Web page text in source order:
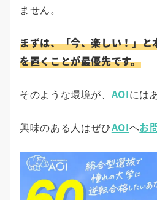
ません。
まずは、「今、楽しい！」
を置くことが最優先です。
そのような環境が、 AOIには
興味のある人はぜひAOIヘお